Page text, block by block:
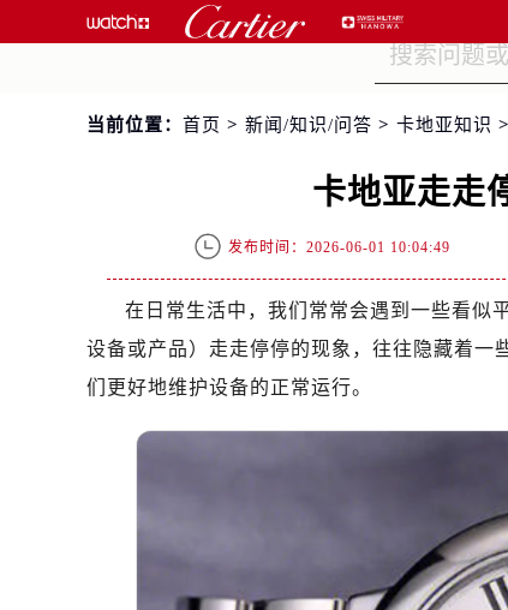
当前位置： 首页 > 新闻/知识/问答 > 卡地亚知识 >
卡地亚走走
发布时间：2026-06-01 10:04:49
在日常生活中，我们常常会遇到一些看似
设备或产品）走走停停的现象，往往隐藏着一
们更好地维护设备的正常运行。